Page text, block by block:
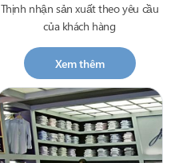
Thịnh nhận sản xuất theo yêu cầu
của khách hàng
Xem thêm